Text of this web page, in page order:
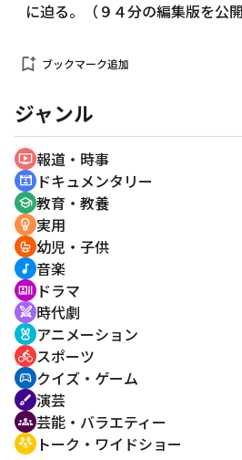
に迫る。（９４分の編集版を公開
bookmark_add ブックマーク追加
ジャンル
ondemand_video 報道・時事
cinematic_blur ドキュメンタリー
school 教育・教養
emoji_objects 実用
crib 幼児・子供
music_note 音楽
recent_actors ドラマ
swords 時代劇
cruelty_free アニメーション
directions_bike スポーツ
sports_esports クイズ・ゲーム
brush 演芸
groups 芸能・バラエティー
adaptive_audio_mic トーク・ワイドショー